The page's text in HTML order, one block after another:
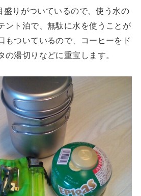
盛りがついているので、使う水の
ント泊で、無駄に水を使うことが
もついているので、コーヒーをド
の湯切りなどに重宝します。